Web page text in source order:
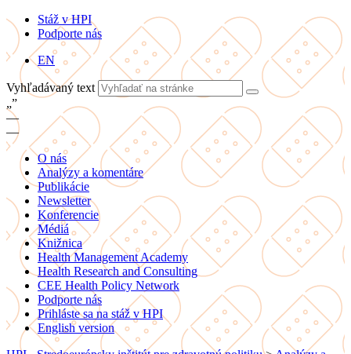
Stáž v HPI
Podporte nás
EN
Vyhľadávaný text
„”
—
—
O nás
Analýzy a komentáre
Publikácie
Newsletter
Konferencie
Médiá
Knižnica
Health Management Academy
Health Research and Consulting
CEE Health Policy Network
Podporte nás
Prihláste sa na stáž v HPI
English version